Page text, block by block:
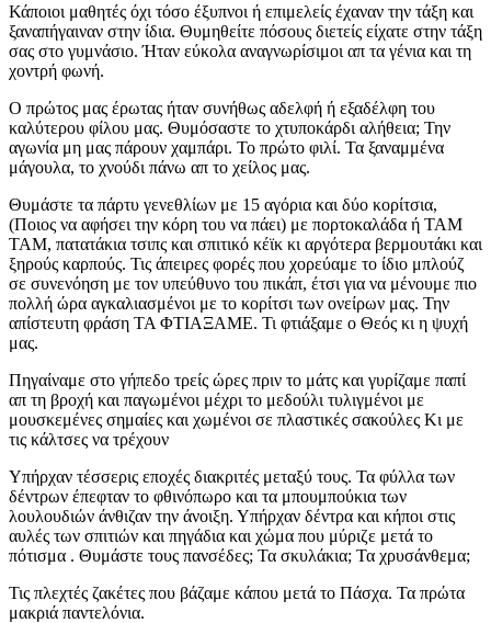
Κάποιοι μαθητές όχι τόσο έξυπνοι ή επιμελείς έχαναν την τάξη και
ξαναπήγαιναν στην ίδια. Θυμηθείτε πόσους διετείς είχατε στην τάξη
σας στο γυμνάσιο. Ήταν εύκολα αναγνωρίσιμοι απ τα γένια και τη
χοντρή φωνή.
Ο πρώτος μας έρωτας ήταν συνήθως αδελφή ή εξαδέλφη του
καλύτερου φίλου μας. Θυμόσαστε το χτυποκάρδι αλήθεια; Την
αγωνία μη μας πάρουν χαμπάρι. Το πρώτο φιλί. Τα ξαναμμένα
μάγουλα, το χνούδι πάνω απ το χείλος μας.
Θυμάστε τα πάρτυ γενεθλίων με 15 αγόρια και δύο κορίτσια,
(Ποιος να αφήσει την κόρη του να πάει) με πορτοκαλάδα ή ΤΑΜ
ΤΑΜ, πατατάκια τσιπς και σπιτικό κέϊκ κι αργότερα βερμουτάκι και
ξηρούς καρπούς. Τις άπειρες φορές που χορεύαμε το ίδιο μπλούζ
σε συνενόηση με τον υπεύθυνο του πικάπ, έτσι για να μένουμε πιο
πολλή ώρα αγκαλιασμένοι με το κορίτσι των ονείρων μας. Την
απίστευτη φράση ΤΑ ΦΤΙΑΞΑΜΕ. Τι φτιάξαμε ο Θεός κι η ψυχή
μας.
Πηγαίναμε στο γήπεδο τρείς ώρες πριν το μάτς και γυρίζαμε παπί
απ τη βροχή και παγωμένοι μέχρι το μεδούλι τυλιγμένοι με
μουσκεμένες σημαίες και χωμένοι σε πλαστικές σακούλες Κι με
τις κάλτσες να τρέχουν
Υπήρχαν τέσσερις εποχές διακριτές μεταξύ τους. Τα φύλλα των
δέντρων έπεφταν το φθινόπωρο και τα μπουμπούκια των
λουλουδιών άνθιζαν την άνοιξη. Υπήρχαν δέντρα και κήποι στις
αυλές των σπιτιών και πηγάδια και χώμα που μύριζε μετά το
πότισμα . Θυμάστε τους πανσέδες; Τα σκυλάκια; Τα χρυσάνθεμα;
Τις πλεχτές ζακέτες που βάζαμε κάπου μετά το Πάσχα. Τα πρώτα
μακριά παντελόνια.